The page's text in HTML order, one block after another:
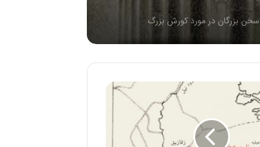
سخن بزرگان در مورد کورش بزرگ
آتش در ایران و عهد هخامنشيان
زندگی نامه و خدمات داریوش بزرگ